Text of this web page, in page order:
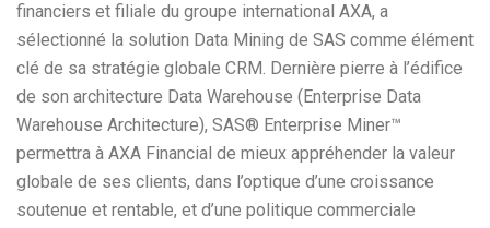
financiers et filiale du groupe international AXA, a
sélectionné la solution Data Mining de SAS comme élément
clé de sa stratégie globale CRM. Dernière pierre à l’édifice
de son architecture Data Warehouse (Enterprise Data
Warehouse Architecture), SAS® Enterprise Miner™
permettra à AXA Financial de mieux appréhender la valeur
globale de ses clients, dans l’optique d’une croissance
soutenue et rentable, et d’une politique commerciale